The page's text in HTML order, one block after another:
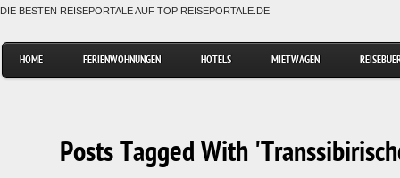
DIE BESTEN REISEPORTALE AUF TOP REISEPORTALE.DE
HOME FERIENWOHNUNGEN HOTELS MIETWAGEN
Posts Tagged With